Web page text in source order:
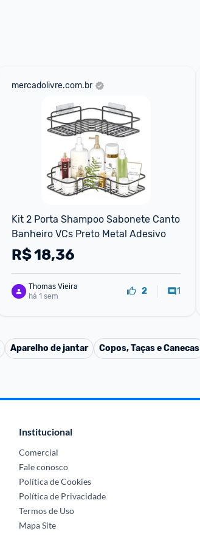
mercadolivre.com.br
Kit 2 Porta Shampoo Sabonete Canto
Banheiro VCs Preto Metal Adesivo
R$18,36
Thomas Vieira
há 1 sem
2 1
Aparelho de jantar Copos, Taças e Canecas
Institucional
Comercial
Fale conosco
Política de Cookies
Política de Privacidade
Termos de Uso
Mapa Site